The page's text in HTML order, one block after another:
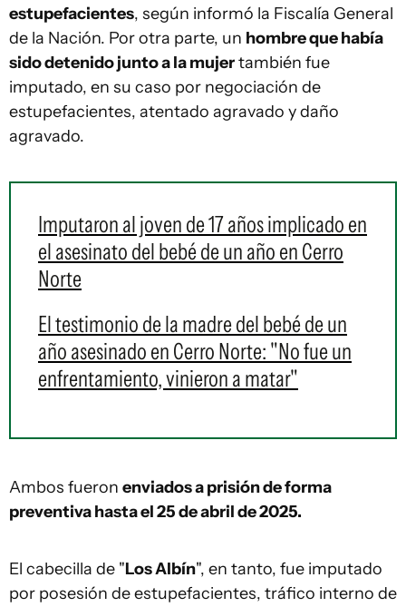
estupefacientes, según informó la Fiscalía General
de la Nación. Por otra parte, un hombre que había
sido detenido junto a la mujertambién fue
imputado, en su caso por negociación de
estupefacientes, atentado agravado y daño
agravado.
Imputaron al joven de 17 años implicado en
el asesinato del bebé de un año en Cerro
Norte
El testimonio de la madre del bebé de un
año asesinado en Cerro Norte: "No fue un
enfrentamiento, vinieron a matar"
Ambos fueron enviados a prisión de forma
preventiva hasta el 25 de abril de 2025.
El cabecilla de "Los Albín", en tanto, fue imputado
por posesión de estupefacientes, tráfico interno de